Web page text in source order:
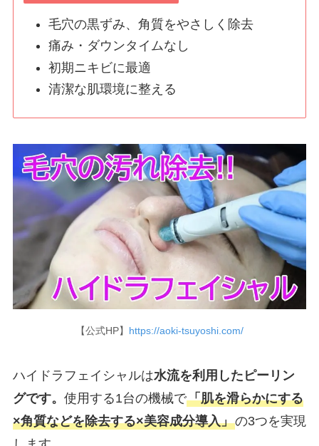
毛穴の黒ずみ、角質をやさしく除去
痛み・ダウンタイムなし
初期ニキビに最適
清潔な肌環境に整える
【公式HP】 https://aoki-tsuyoshi.com/
ハイドラフェイシャルは水流を利用したピーリン
グです。 使用する1台の機械で「肌を滑らかにする
×角質などを除去する×美容成分導入」の3つを実現